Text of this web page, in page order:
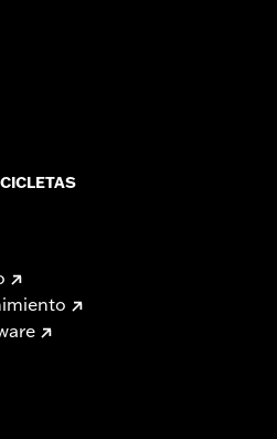
limitada – Consulta